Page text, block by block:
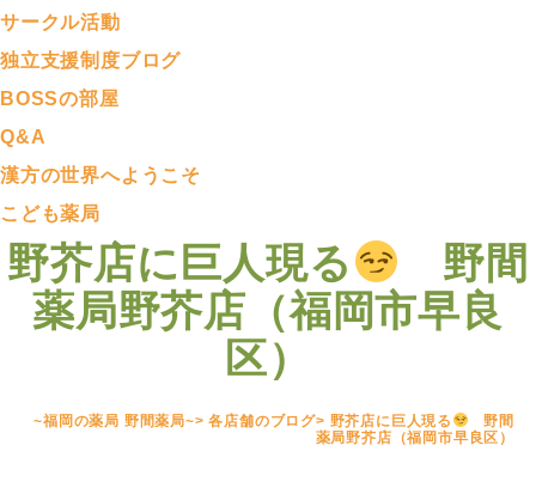
サークル活動
独立支援制度ブログ
BOSSの部屋
Q&A
漢方の世界へようこそ
こども薬局
野芥店に巨人現る
野間
薬局野芥店（福岡市早良
区）
~福岡の薬局 野間薬局~>各店舗のブログ> 野芥店に巨人現る
野間
薬局野芥店（福岡市早良区）